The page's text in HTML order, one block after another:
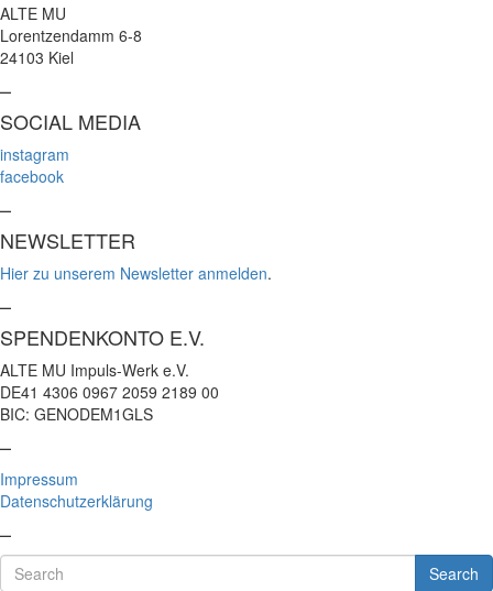
ALTE MU
Lorentzendamm 6-8
24103 Kiel
–
SOCIAL MEDIA
instagram
facebook
–
NEWSLETTER
Hier zu unserem Newsletter anmelden.
–
SPENDENKONTO E.V.
ALTE MU Impuls-Werk e.V.
DE41 4306 0967 2059 2189 00
BIC: GENODEM1GLS
–
Impressum
Datenschutzerklärung
–
Search